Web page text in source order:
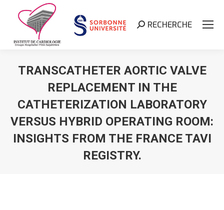
Search:
RECHERCHE
TRANSCATHETER AORTIC VALVE
REPLACEMENT IN THE
CATHETERIZATION LABORATORY
VERSUS HYBRID OPERATING ROOM:
INSIGHTS FROM THE FRANCE TAVI
REGISTRY.